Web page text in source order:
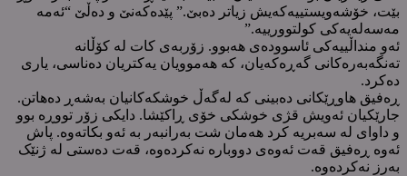
بێت، خۆشەویستییەکەیش زیاتر دەبێ.” پێدەکەنێ و دەڵێ “ئەمە
مەسەلەیەکی کولتوورییە.”
ئەو منداڵییەکی ئاسوودەی هەبوو. زۆربەی کات لە کۆڵانە
تەنگەبەرەکانی گەڕەکەیان، کە هەموویان یەکتریان دەناسی، یاری
دەکرد.
ڕەفیق هاوڕێکانی دەبینی کە لەگەڵ خوشکەکانیان بەشەڕ دەهاتن.
جارێکیان ئەویش قژی خوشکی خۆی ڕاکێشا. دایکی زۆر تووڕە بوو
و داوای لە سەبریە کرد هەمان شت بەرانبەر بە ئەو بکاتەوە. پاش
ئەوە ڕەفیق قەت ئەوەی دووبارە نەکردەوە، قەت دەستی لە ژنێک
بەرز نەکردەوە.